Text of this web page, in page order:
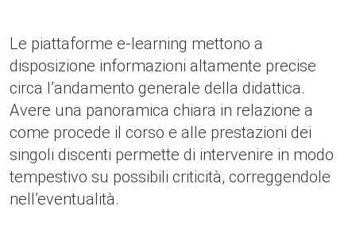
Le piattaforme e-learning mettono a
disposizione informazioni altamente precise
circa l’andamento generale della didattica.
Avere una panoramica chiara in relazione a
come procede il corso e alle prestazioni dei
singoli discenti permette di intervenire in modo
tempestivo su possibili criticità, correggendole
nell’eventualità.